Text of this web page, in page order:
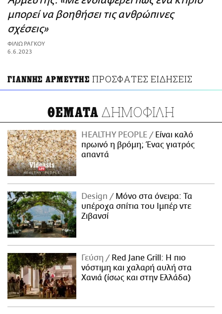
ΑΜΠΑ
PRINT
μπορεί να βοηθήσει τις ανθρώπινες
σχέσεις»
ΦΙΛΙΩ ΡΑΓΚΟΥ
6.6.2023
ΓΙΑΝΝΗΣ ΑΡΜΕΥΤΗΣ ΠΡΟΣΦΑΤΕΣ ΕΙΔΗΣΕΙΣ
ΘΕΜΑΤΑ ΔΗΜΟΦΙΛΗ
HEALTHY PEOPLE
Είναι καλό
πρωινό η βρόμη; Ένας γιατρός
απαντά
Design
Μόνο στα όνειρα: Τα
υπέροχα σπίτια του Ιμπέρ ντε
Ζιβανσί
Γεύση
Red Jane Grill: Η πιο
νόστιμη και χαλαρή αυλή στα
Χανιά (ίσως και στην Ελλάδα)